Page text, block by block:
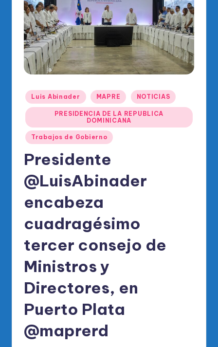
di
o
O
ci
al
el
R
Publicado
en
Luis Abinader MAPRE NOTICIAS
PRESIDENCIA DE LA REPUBLICA
DOMINICANA
Trabajos de Gobierno
Presidente
@LuisAbinader
encabeza
cuadragésimo
tercer consejo de
Ministros y
Directores, en
Puerto Plata
@maprerd